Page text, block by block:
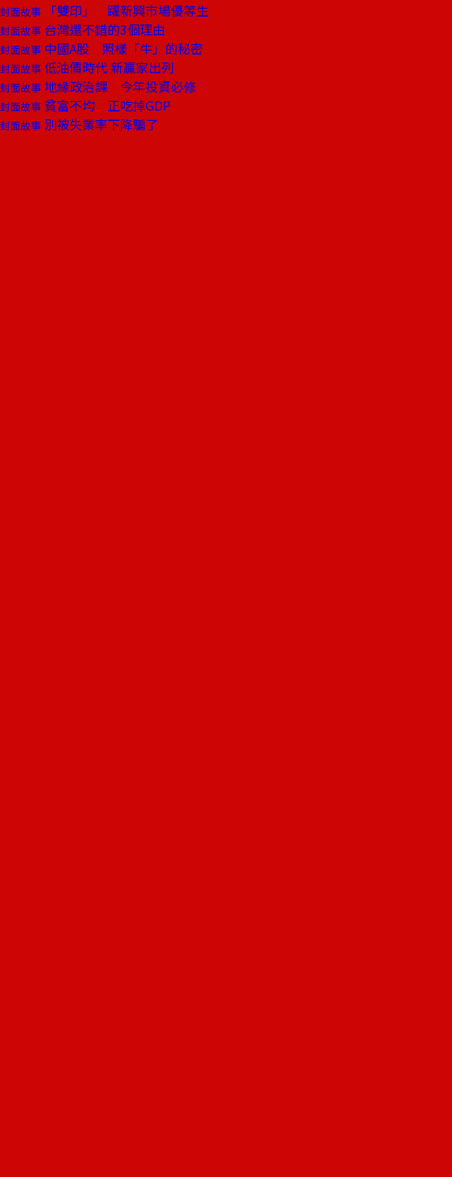
封面故事 「雙印」 躍新興市場優等生
封面故事 台灣還不錯的3個理由
封面故事 中國A股 照樣「牛」的秘密
封面故事 低油價時代 新贏家出列
封面故事 地緣政治課 今年投資必修
封面故事 貧富不均 正吃掉GDP
封面故事 別被失業率下降騙了